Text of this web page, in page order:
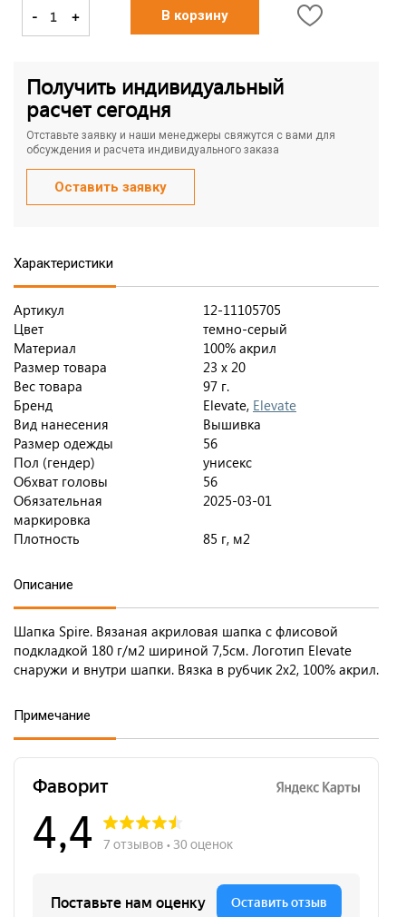
- + В корзину
Получить индивидуальный
расчет сегодня
Отставьте заявку и наши менеджеры свяжутся с вами для
обсуждения и расчета индивидуального заказа
Оставить заявку
Характеристики
Артикул
12-11105705
Цвет
темно-серый
Материал
100% акрил
Размер товара
23 х 20
Вес товара
97 г.
Бренд
Elevate, Elevate
Вид нанесения
Вышивка
Размер одежды
56
Пол (гендер)
унисекс
Обхват головы
56
Обязательная
маркировка
2025-03-01
Плотность 85 г, м2
Описание
Шапка Spire. Вязаная акриловая шапка с флисовой
подкладкой 180 г/м2 шириной 7,5см. Логотип Elevate
снаружи и внутри шапки. Вязка в рубчик 2х2, 100% акрил.
Примечание